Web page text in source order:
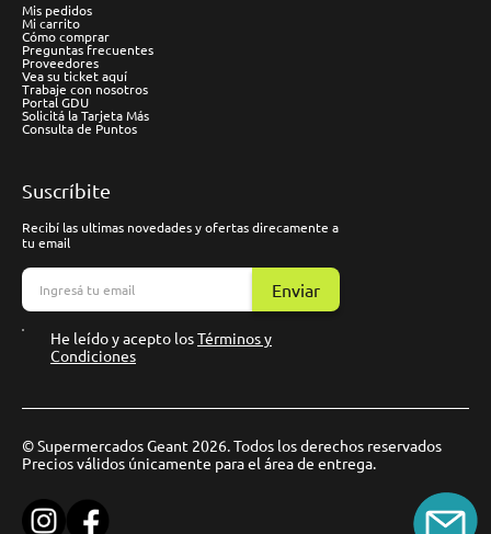
Mis pedidos
Mi carrito
Cómo comprar
Preguntas frecuentes
Proveedores
Vea su ticket aquí
Trabaje con nosotros
Portal GDU
Solicitá la Tarjeta Más
Consulta de Puntos
Suscríbite
Recibí las ultimas novedades y ofertas direcamente a
tu email
Enviar
He leído y acepto losTérminos y
Condiciones
© Supermercados Geant 2026. Todos los derechos reservados
Precios válidos únicamente para el área de entrega.